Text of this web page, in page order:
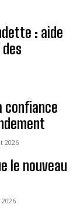
: aide
confiance
2026
le nouveau